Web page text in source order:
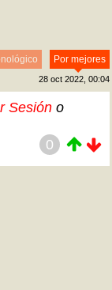
Por mejores
28 oct 2022, 00:04
Sesión o
0